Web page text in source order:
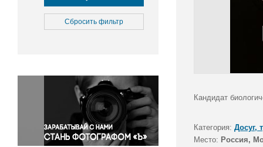
Культура
Медицина
Окружающая среда
Политика
Правосудие
Происшествия и конфликты
Религия
Сбросить фильтр
Кандидат
Категория: Досуг,
Место: Россия,